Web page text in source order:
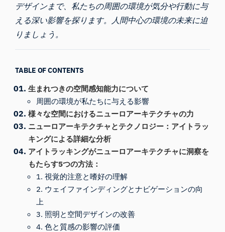
デザインまで、私たちの周囲の環境が気分や行動に与
える深い影響を探ります。人間中心の環境の未来に迫
りましょう。
TABLE OF CONTENTS
生まれつきの空間感知能力について
周囲の環境が私たちに与える影響
様々な空間におけるニューロアーキテクチャの力
ニューロアーキテクチャとテクノロジー：アイトラッ
キングによる詳細な分析
アイトラッキングがニューロアーキテクチャに洞察を
もたらす5つの方法：
1. 視覚的注意と嗜好の理解
2. ウェイファインディングとナビゲーションの向
上
3. 照明と空間デザインの改善
4. 色と質感の影響の評価